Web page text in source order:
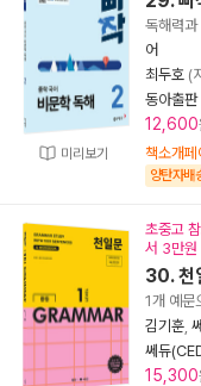
미리보기
독해력과
어
최두호 (
동아출판|
12,600
책소개
양탄자배
초중고
서 3만원
30. 천
1개 예문
김기훈
쎄듀
15,300